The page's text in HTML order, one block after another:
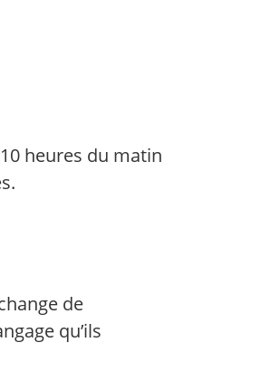
heures du matin
de
qu’ils